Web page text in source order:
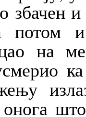
збачен
потом
на